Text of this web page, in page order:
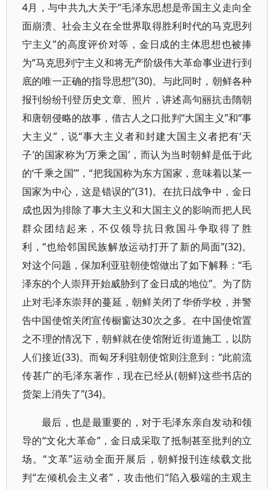
4月，与中共九大关于“毛泽东思想是帝国主义走向全
面崩溃、社会主义在全世界取得胜利时代的马克思列
宁主义”的高度评价对等，金日成的主体思想也被捧
为“马克思列宁主义和将无产阶级伟大革命事业进行到
底的唯一正确的指导思想”(30)。与此同时，朝鲜各种
报刊纷纷刊登历史文章、照片，讲述高句丽抗击隋朝
和唐朝侵略的故事，借古人之口批判“大国主义”和“事
大主义”，说“事大主义者和封建大国主义者把有‘天
子’的国家称为‘万乘之国’，而认为当时朝鲜是低于此
的‘千乘之国’”，“把我国称为东方国家，意味着以某一
国家为中心，这是错误的”(31)。在抗日战争中，金日
成也因为排除了事大主义和大国主义的影响而把人民
群众团结起来，不仅领导抗日救国斗争取得了胜
利，“也给邻国民族解放运动打开了新的局面”(32)。
对这个问题，保加利亚驻朝使馆做出了如下解释：“毛
泽东的个人崇拜开始威胁到了金日成的地位”。为了防
止对毛泽东崇拜的蔓延，朝鲜关闭了华侨学校，并警
告中国使馆关闭宣传橱窗达30次之多。在中国使馆置
之不理的情况下，朝鲜就在使馆附近街道施工，以防
人们接近(33)。而匈牙利驻朝使馆则注意到：“此前流
传甚广的毛泽东著作，现在已经从(朝鲜)这些书店的
货架上消失了”(34)。
最后，也是最重要的，对于毛泽东亲自发动和领
导的“文化大革命”，金日成采取了抵制甚至批判的立
场。“文革”运动全面开展后，朝鲜报刊连续载文批
判“左倾机会主义者”，攻击他们“陷入极端的主观主